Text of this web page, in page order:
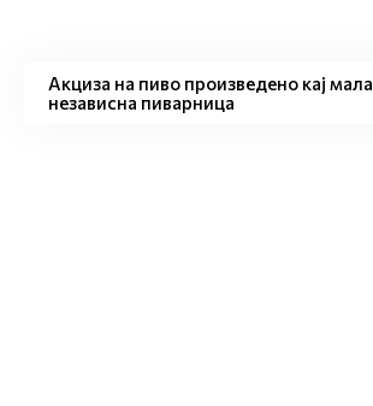
Акциза на пиво произведено кај мала
независна пиварница